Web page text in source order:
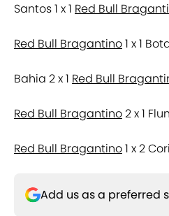
Santos 1 x 1 Red Bull
Red Bull Bragantino1 x 1
Bahia 2 x 1 Red Bull
Red Bull Bragantino2 x 1
Red Bull Bragantino1 x 2
Add us as a preferred